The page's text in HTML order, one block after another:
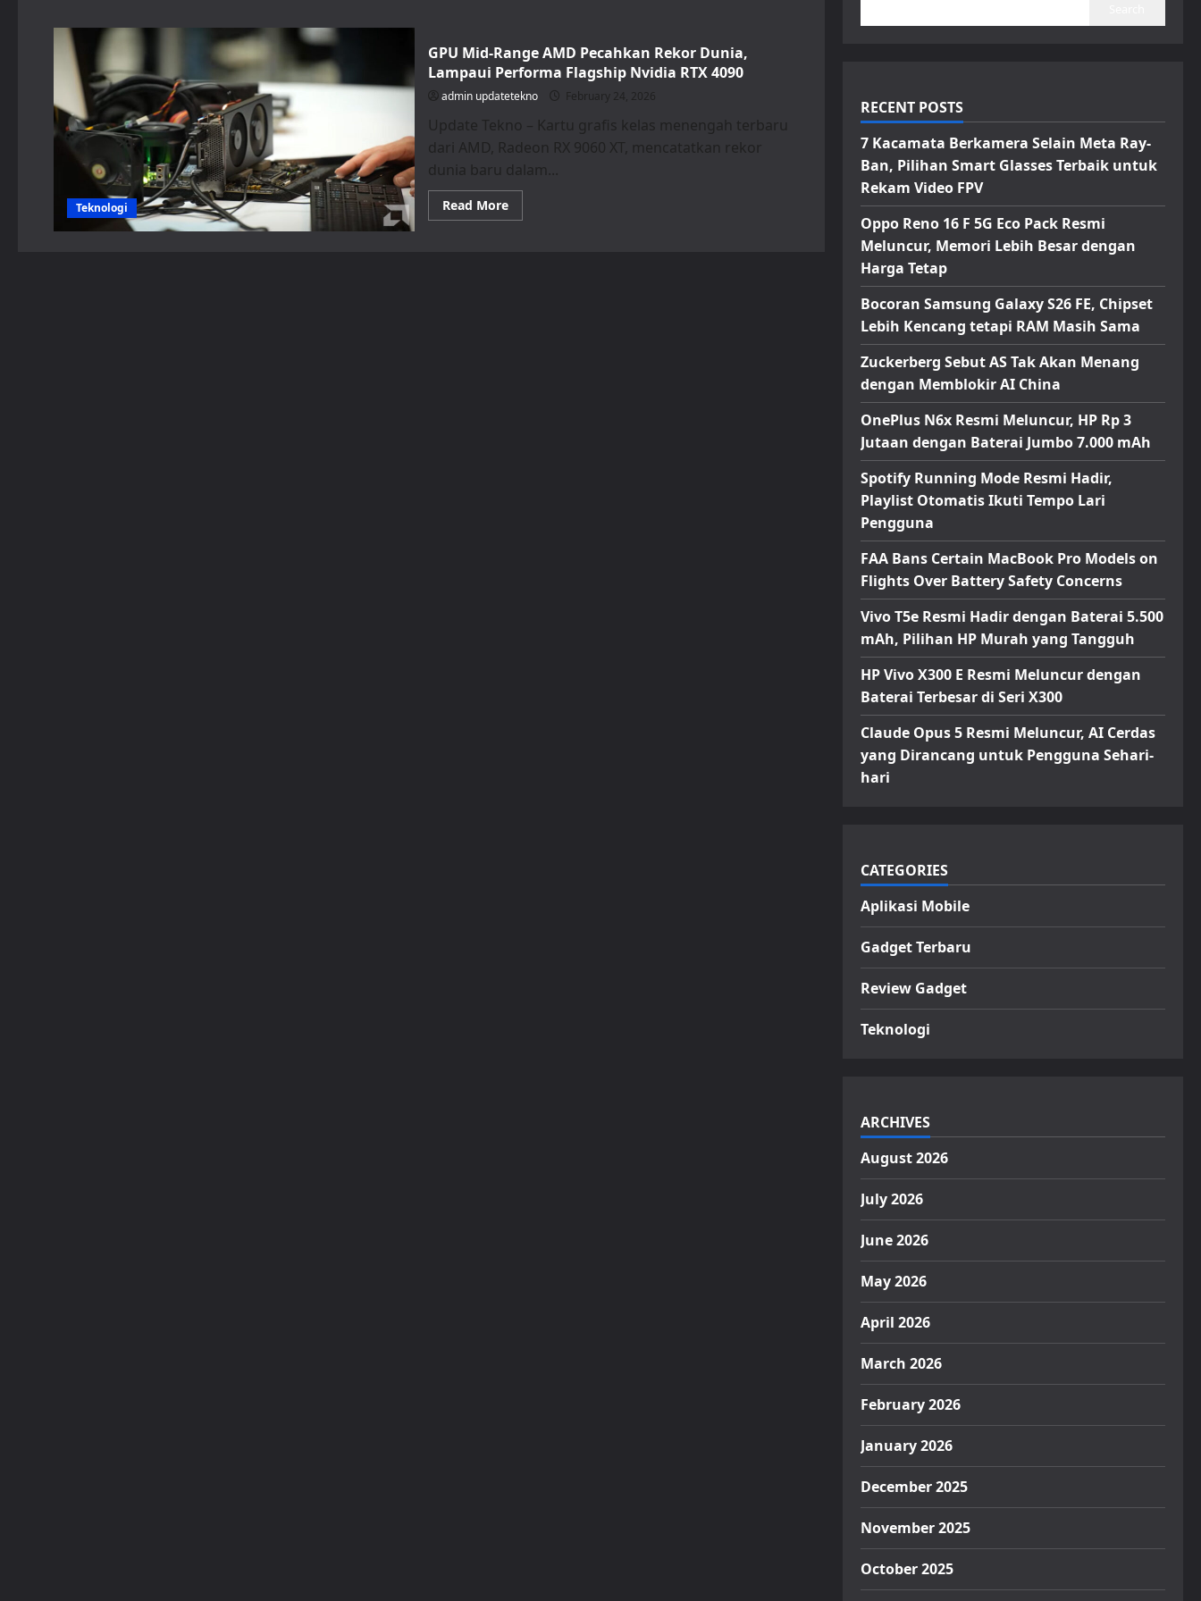
Teknologi
GPU Mid-Range AMD Pecahkan Rekor Dunia,
Lampaui Performa Flagship Nvidia RTX 4090
admin updatetekno February 24, 2026
Update Tekno – Kartu grafis kelas menengah terbaru
dari AMD, Radeon RX 9060 XT, mencatatkan rekor
dunia baru dalam...
Read MoreRead
more
RECENT POSTS
7 Kacamata Berkamera Selain Meta Ray-
Ban, Pilihan Smart Glasses Terbaik untuk
Rekam Video FPV
Oppo Reno 16 F 5G Eco Pack Resmi
Meluncur, Memori Lebih Besar dengan
Harga Tetap
Bocoran Samsung Galaxy S26 FE, Chipset
Lebih Kencang tetapi RAM Masih Sama
Zuckerberg Sebut AS Tak Akan Menang
dengan Memblokir AI China
OnePlus N6x Resmi Meluncur, HP Rp 3
Jutaan dengan Baterai Jumbo 7.000 mAh
Spotify Running Mode Resmi Hadir,
Playlist Otomatis Ikuti Tempo Lari
Pengguna
FAA Bans Certain MacBook Pro Models on
Flights Over Battery Safety Concerns
Vivo T5e Resmi Hadir dengan Baterai 5.500
mAh, Pilihan HP Murah yang Tangguh
HP Vivo X300 E Resmi Meluncur dengan
Baterai Terbesar di Seri X300
Claude Opus 5 Resmi Meluncur, AI Cerdas
yang Dirancang untuk Pengguna Sehari-
hari
CATEGORIES
Aplikasi Mobile
Gadget Terbaru
Review Gadget
Teknologi
ARCHIVES
August 2026
July 2026
June 2026
May 2026
April 2026
March 2026
February 2026
January 2026
December 2025
November 2025
October 2025